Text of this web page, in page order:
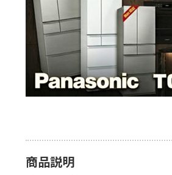
商品説明